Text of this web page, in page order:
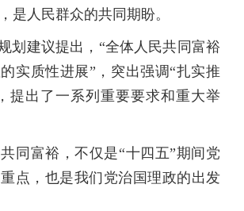
是人民群众的共同期盼。
建议提出，“全体人民共同富裕
实质性进展”，突出强调“扎实推
提出了一系列重要要求和重大举
富裕，不仅是“十四五”期间党
点，也是我们党治国理政的出发